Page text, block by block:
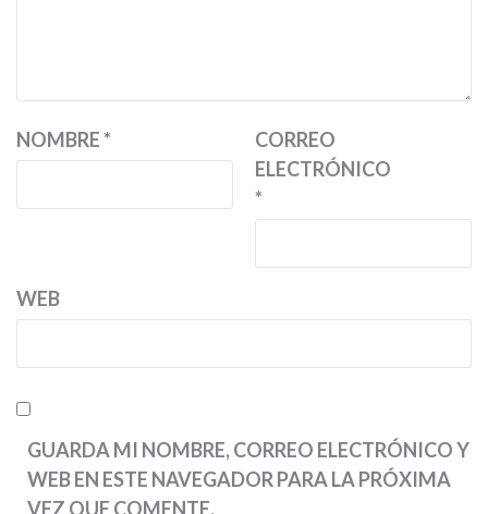
NOMBRE*
CORREO
ELECTRÓNICO
*
WEB
GUARDA MI NOMBRE, CORREO ELECTRÓNICO Y
WEB EN ESTE NAVEGADOR PARA LA PRÓXIMA
VEZ QUE COMENTE.